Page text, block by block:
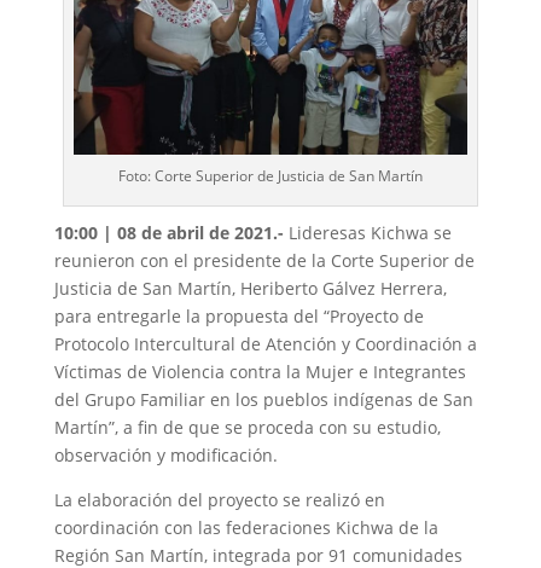
Foto: Corte Superior de Justicia de San Martín
10:00 | 08 de abril de 2021.- Lideresas Kichwa se
reunieron con el presidente de la Corte Superior de
Justicia de San Martín, Heriberto Gálvez Herrera,
para entregarle la propuesta del “Proyecto de
Protocolo Intercultural de Atención y Coordinación a
Víctimas de Violencia contra la Mujer e Integrantes
del Grupo Familiar en los pueblos indígenas de San
Martín”, a fin de que se proceda con su estudio,
observación y modificación.
La elaboración del proyecto se realizó en
coordinación con las federaciones Kichwa de la
Región San Martín, integrada por 91 comunidades